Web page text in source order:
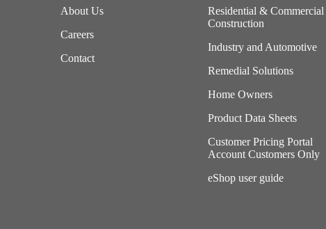
About Us
Careers
Contact
Residential & Commercial
Construction
Industry and Automotive
Remedial Solutions
Home Owners
Product Data Sheets
Customer Pricing Portal
Account Customers Only
eShop user guide